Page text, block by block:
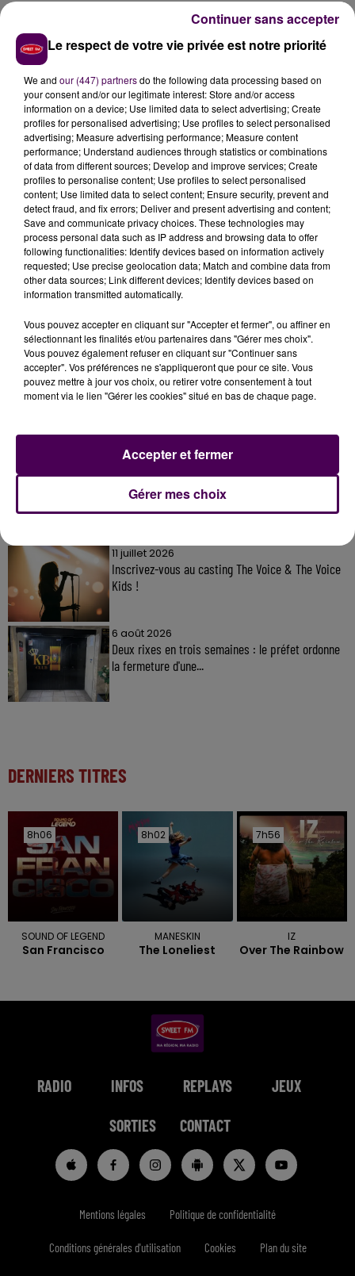
"Des signalement ont été faits par des riverains et
moi-même auprès des gendarmes" nous confie par
téléphone la maire de la cité fresnoise."Cela fait
environ deux week-ends qu'on constate ce type de
dégâts.Ça crée un état d'esprit d'insécurité
permanente chez les habitants" ajoute-t-elle.
Fabienne Labrette-Ménager a demandéun devis
pour éventuellement installer des caméras de
vidéosurveillance près de la médiathèque."C'est
bien triste d'en arriver là pour une ville de 3 000
habitants".Sur ses réseaux sociaux, elle qualifie de
"minables"les individus s'en étant pris au bien
commun.
À LA UNE
Gagnez vos entrées à Terra Botanica !
11 juillet 2026
Inscrivez-vous au casting The Voice & The Voice
Kids !
6 août 2026
Deux rixes en trois semaines : le préfet ordonne
la fermeture d'une...
DERNIERS TITRES
8h06
8h06
SOUND OF LEGEND
San Francisco
8h02
8h02
MANESKIN
The Loneliest
7h56
7h56
IZ
Over The Rainbow
RADIO INFOS REPLAYS JEUX
SORTIES CONTACT
Mentions légales Politique de confidentialité
Conditions générales d'utilisation Cookies Plan du site
Le respect de votre vie privée est notre priorité
We and our (447) partnersdo the following data processing based on
your consent and/or our legitimate interest: Store and/or access
information on a device; Use limited data to select advertising; Create
profiles for personalised advertising; Use profiles to select personalised
advertising; Measure advertising performance; Measure content
performance; Understand audiences through statistics or combinations
of data from different sources; Develop and improve services; Create
profiles to personalise content; Use profiles to select personalised
content; Use limited data to select content; Ensure security, prevent and
detect fraud, and fix errors; Deliver and present advertising and content;
Save and communicate privacy choices. These technologies may
process personal data such as IP address and browsing data to offer
following functionalities: Identify devices based on information actively
requested; Use precise geolocation data; Match and combine data from
other data sources; Link different devices; Identify devices based on
information transmitted automatically.
Vous pouvez accepter en cliquant sur "Accepter et fermer", ou affiner en
sélectionnant les finalités et/ou partenaires dans "Gérer mes choix".
Vous pouvez également refuser en cliquant sur "Continuer sans
accepter". Vos préférences ne s'appliqueront que pour ce site. Vous
pouvez mettre à jour vos choix, ou retirer votre consentement à tout
moment via le lien "Gérer les cookies" situé en bas de chaque page.
Gérer mes choix
Accepter et fermer
Continuer sans accepter